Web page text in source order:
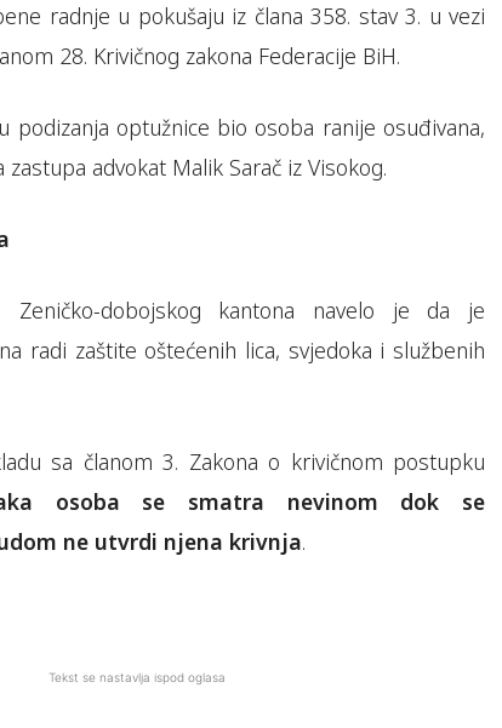
radnje u pokušaju iz člana 358. stav 3. u vezi
28. Krivičnog zakona Federacije BiH.
podizanja optužnice bio osoba ranije osuđivana,
advokat Malik Sarač iz Visokog.
Zeničko-dobojskog kantona navelo je da je
radi zaštite oštećenih lica, svjedoka i službenih
sa članom 3. Zakona o krivičnom postupku
osoba se smatra nevinom dok se
ne utvrdi njena krivnja.
Tekst se nastavlja ispod oglasa